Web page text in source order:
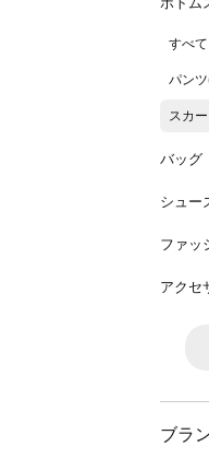
すべ
パン
スカ
バッグ
シュー
ファッ
アクセ
ブラ